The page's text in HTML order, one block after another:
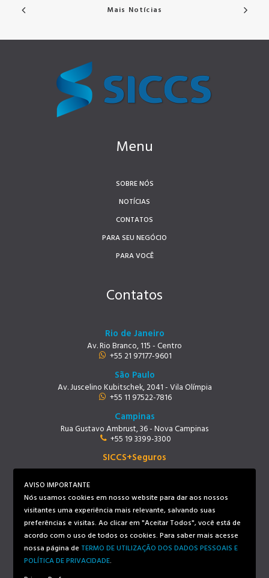
Mais Notícias
Menu
SOBRE NÓS
NOTÍCIAS
CONTATOS
PARA SEU NEGÓCIO
PARA VOCÊ
Contatos
Rio de Janeiro
Av. Rio Branco, 115 - Centro
+55 21 97177-9601
São Paulo
Av. Juscelino Kubitschek, 2041 - Vila Olímpia
+55 11 97522-7816
Campinas
Rua Gustavo Ambrust, 36 - Nova Campinas
+55 19 3399-3300
SICCS+Seguros
Rio de Janeiro
Av. Rio Branco, 115 - Centro
+55 21 97219-9678
Siga-nos
AVISO IMPORTANTE
Nós usamos cookies em nosso website para dar aos nossos
visitantes uma experiência mais relevante, salvando suas
preferências e visitas. Ao clicar em "Aceitar Todos", você está de
acordo com o uso de todos os cookies. Para saber mais acesse
nossa página de TERMO DE UTILIZAÇÃO DOS DADOS PESSOAIS E
POLÍTICA DE PRIVACIDADE.